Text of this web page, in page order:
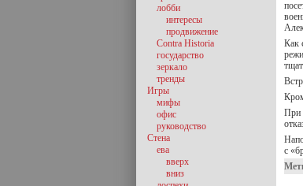
Как
При
с
лобби
интересы
продвижение
Contra Historia
государство
зеркало
тренды
Игры
мифы
офис
руководство
Стена
ева
вверх
вниз